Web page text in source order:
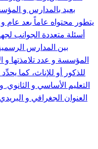
بعيد بالمدارس و
يتطور محتواه عاماً بعد عام
أسئلة متعددة الجوانب
بين المدارس
المؤسسة و عدد تلامذتها
للذكور أو للإناث، كما
التعليم الأساسي و
العنوان الجغرافي و